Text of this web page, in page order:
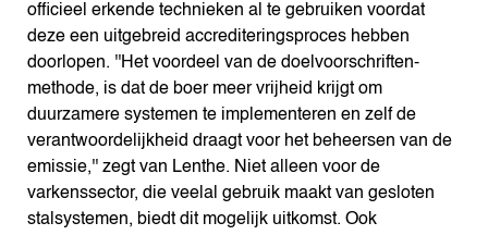
officieel erkende technieken al te gebruiken voordat
deze een uitgebreid accrediteringsproces hebben
doorlopen. ''Het voordeel van de doelvoorschriften-
methode, is dat de boer meer vrijheid krijgt om
duurzamere systemen te implementeren en zelf de
verantwoordelijkheid draagt voor het beheersen van de
emissie,'' zegt van Lenthe. Niet alleen voor de
varkenssector, die veelal gebruik maakt van gesloten
stalsystemen, biedt dit mogelijk uitkomst. Ook